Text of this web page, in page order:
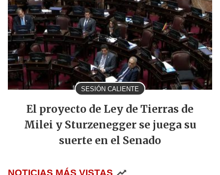
SESIÓN CALIENTE
El proyecto de Ley de Tierras de
Milei y Sturzenegger se juega su
suerte en el Senado
NOTICIAS MÁS VISTAS